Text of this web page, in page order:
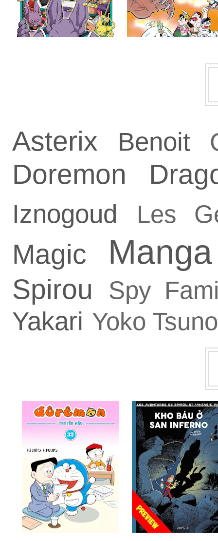
Asterix Benoit
Doremon
Iznogoud Les
Magic Manga
Spirou Spy
Yakari Yoko Tsuno